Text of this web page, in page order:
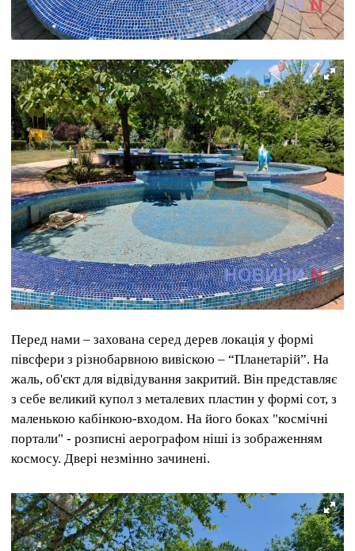
Перед нами – захована серед дерев локація у формі
півсфери з різнобарвною вивіскою – “Планетарій”. На
жаль, об'єкт для відвідування закритий. Він представляє
з себе великий купол з металевих пластин у формі сот, з
маленькою кабінкою-входом. На його боках "космічні
портали" - розписні аерографом ніші із зображенням
космосу. Двері незмінно зачинені.